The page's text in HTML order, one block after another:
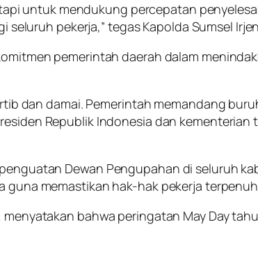
untuk mendukung percepatan
pekerja,” tegas Kapolda Sumsel
pemerintah daerah dalam
dan damai. Pemerintah memandang
Republik Indonesia dan
Dewan Pengupahan di seluruh
memastikan hak-hak pekerja
menyatakan bahwa peringatan May Day